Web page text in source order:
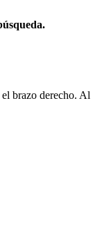
brazo derecho. Al